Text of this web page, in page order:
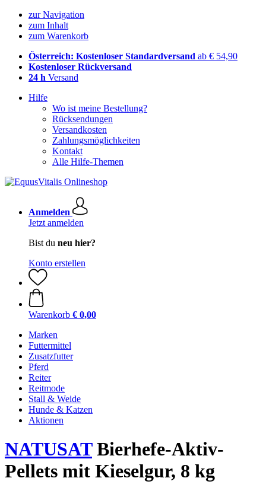
zur Navigation
zum Inhalt
zum Warenkorb
Österreich: Kostenloser Standardversand ab € 54,90
Kostenloser Rückversand
24 h Versand
Hilfe
Wo ist meine Bestellung?
Rücksendungen
Versandkosten
Zahlungsmöglichkeiten
Kontakt
Alle Hilfe-Themen
Anmelden
Jetzt anmelden
Bist du neu hier?
Konto erstellen
Warenkorb € 0,00
Marken
Futtermittel
Zusatzfutter
Pferd
Reiter
Reitmode
Stall & Weide
Hunde & Katzen
Aktionen
NATUSATBierhefe-Aktiv-
Pellets mit Kieselgur, 8 kg